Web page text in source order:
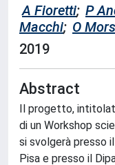
A Fioretti; P
Macchi; O
2019
Abstract
Il progetto,
di un Workshop
si svolgerà presso
Pisa e presso il